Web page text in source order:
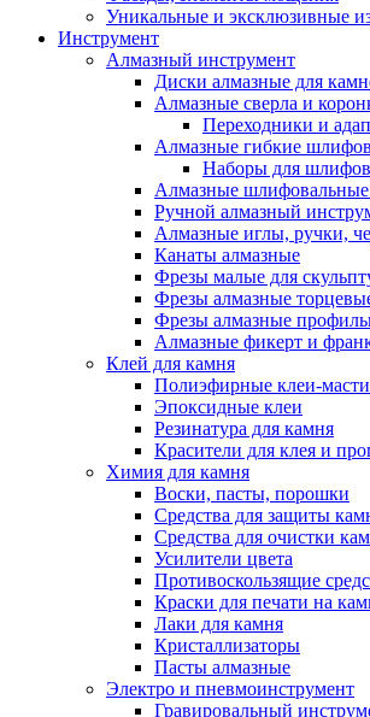
Уникальные и эксклюзивные
Инструмент
Алмазный инструмент
Диски алмазные для
Алмазные сверла и
Переходники и
Алмазные гибкие
Наборы для
Алмазные шлифовальные
Ручной алмазный
Алмазные иглы, ручки,
Канаты алмазные
Фрезы малые для
Фрезы алмазные
Фрезы алмазные
Алмазные фикерт и
Клей для камня
Полиэфирные клеи-
Эпоксидные клеи
Резинатура для камня
Красители для клея и
Химия для камня
Воски, пасты, порошки
Средства для защиты
Средства для очистки
Усилители цвета
Противоскользящие
Краски для печати на
Лаки для камня
Кристаллизаторы
Пасты алмазные
Электро и пневмоинструмент
Гравировальный